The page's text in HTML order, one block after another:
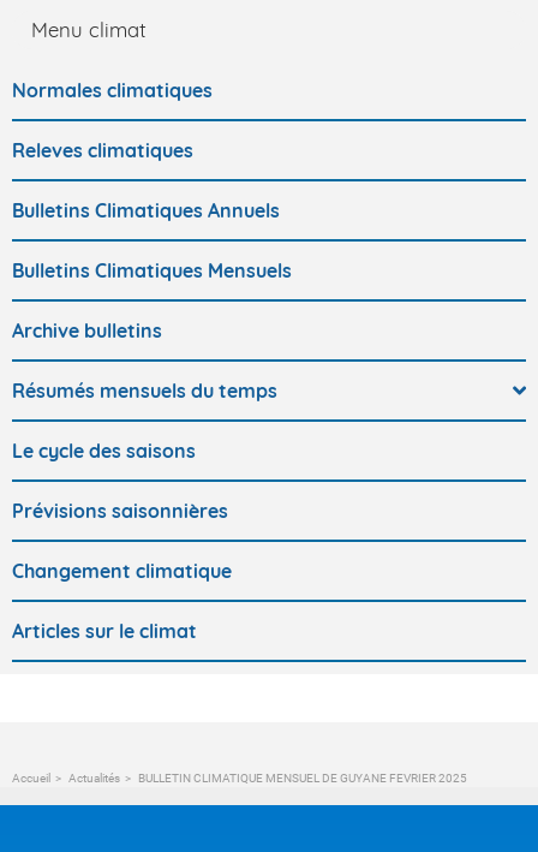
Menu climat
Normales climatiques
Releves climatiques
Bulletins Climatiques Annuels
Bulletins Climatiques Mensuels
Archive bulletins
Résumés mensuels du temps
Le cycle des saisons
Prévisions saisonnières
Changement climatique
Articles sur le climat
Accueil Actualités BULLETIN CLIMATIQUE MENSUEL DE GUYANE FEVRIER 2025